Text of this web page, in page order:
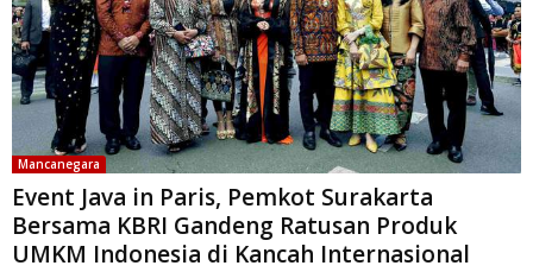
Mancanegara
Event Java in Paris, Pemkot Surakarta
Bersama KBRI Gandeng Ratusan Produk
UMKM Indonesia di Kancah Internasional